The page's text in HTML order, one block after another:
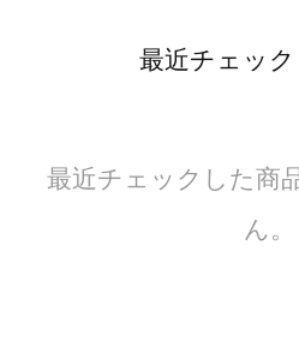
最近チェッ
最近チェックした商
ん。